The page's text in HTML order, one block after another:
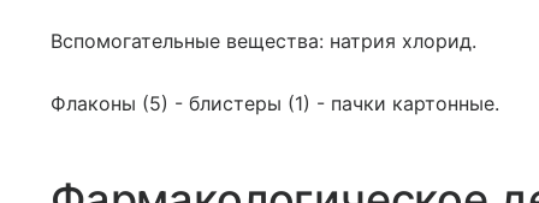
Вспомогательные вещества: натрия хлорид.
Флаконы (5) - блистеры (1) - пачки картонные.